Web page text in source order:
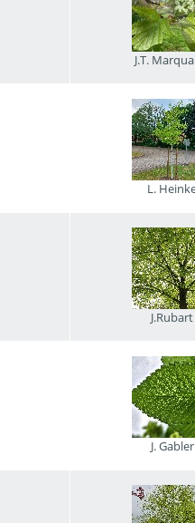
J.T.
L.
J.Rubart
J. Gabler